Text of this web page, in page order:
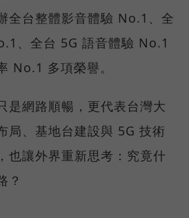
全台整體影音體驗 No.1、全
、全台 5G 語音體驗 No.1
No.1 多項榮譽。
是網路順暢，更代表台灣大
局、基地台建設與 5G 技術
也讓外界重新思考：究竟什
？